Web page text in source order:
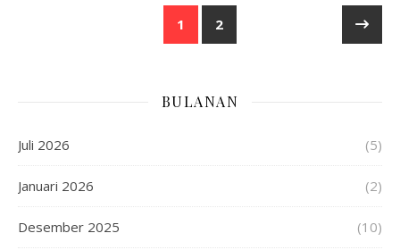
1 2
BULANAN
Juli 2026 (5)
Januari 2026 (2)
Desember 2025 (10)